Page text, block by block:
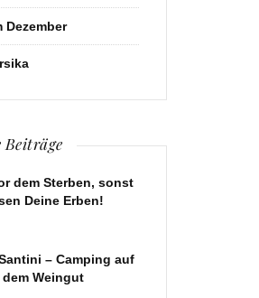
Dezember
Beiträge
dem Sterben, sonst
Deine Erben!
– Camping auf
dem Weingut